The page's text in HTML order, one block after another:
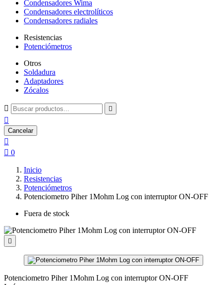
Condensadores Wima
Condensadores electrolíticos
Condensadores radiales
Resistencias
Potenciómetros
Otros
Soldadura
Adaptadores
Zócalos
 

Cancelar

 0
Inicio
Resistencias
Potenciómetros
Potenciometro Piher 1Mohm Log con interruptor ON-OFF
Fuera de stock

Potenciometro Piher 1Mohm Log con interruptor ON-OFF